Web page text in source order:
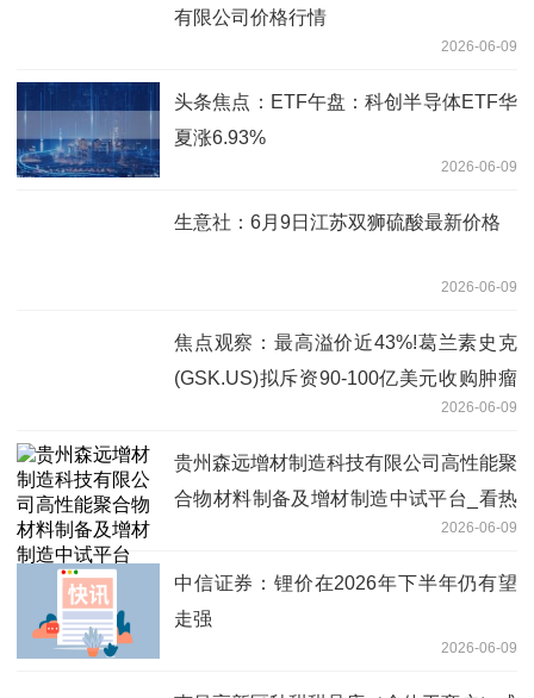
有限公司价格行情
2026-06-09
头条焦点：ETF午盘：科创半导体ETF华
夏涨6.93%
2026-06-09
生意社：6月9日江苏双狮硫酸最新价格
2026-06-09
焦点观察：最高溢价近43%!葛兰素史克
(GSK.US)拟斥资90-100亿美元收购肿瘤
2026-06-09
贵州森远增材制造科技有限公司高性能聚
合物材料制备及增材制造中试平台_看热
2026-06-09
中信证券：锂价在2026年下半年仍有望
走强
2026-06-09